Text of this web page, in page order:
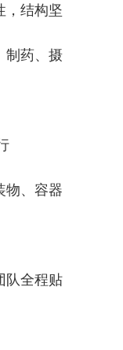
，结构坚
制药、摄
物、容器
队全程贴